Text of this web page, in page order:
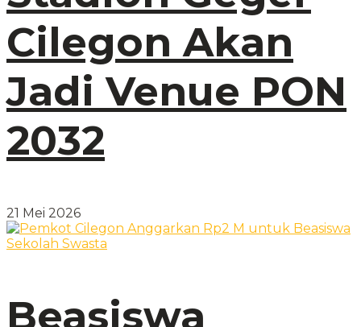
Cilegon Akan
Jadi Venue PON
2032
21 Mei 2026
Beasiswa